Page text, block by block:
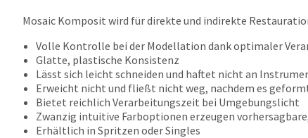
Mosaic Komposit wird für direkte und indirekte
Volle Kontrolle bei der Modellation dank optimaler
Glatte, plastische Konsistenz
Lässt sich leicht schneiden und haftet nicht an
Erweicht nicht und fließt nicht weg, nachdem es
Bietet reichlich Verarbeitungszeit bei Umgebungslicht
Zwanzig intuitive Farboptionen erzeugen
Erhältlich in Spritzen oder Singles